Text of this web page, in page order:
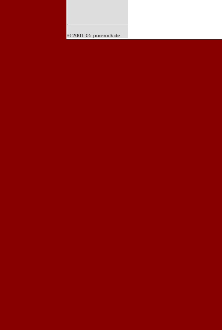
© 2001-05 purerock.de